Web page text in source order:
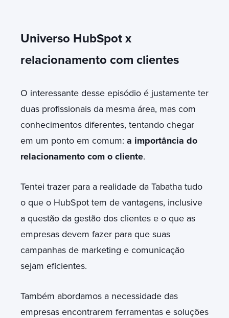
Universo HubSpot x
relacionamento com clientes
O interessante desse episódio é justamente ter
duas profissionais da mesma área, mas com
conhecimentos diferentes, tentando chegar
em um ponto em comum: a importância do
relacionamento com o cliente.
Tentei trazer para a realidade da Tabatha tudo
o que o HubSpot tem de vantagens, inclusive
a questão da gestão dos clientes e o que as
empresas devem fazer para que suas
campanhas de marketing e comunicação
sejam eficientes.
Também abordamos a necessidade das
empresas encontrarem ferramentas e soluções